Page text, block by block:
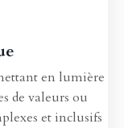
en lumière
de valeurs ou
et inclusifs